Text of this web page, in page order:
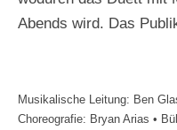
Abends wird. Das
Musikalische Leitung: Ben
Choreografie: Bryan Arias •